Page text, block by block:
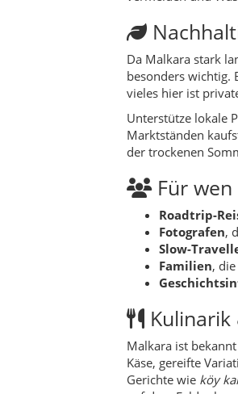
Familien,
Kulinarik
Malkara ist
Käse, gereifte
Gerichte wieköy
Rezept-Idee für
Käsegericht oder
Natur &
Die Landschaft
und vereinzelte
und Goldtöne, im
Wer früh aufsteht,
Passagen (mit
Täler überblickst.